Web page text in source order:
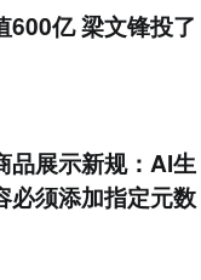
600亿 梁文锋投了
品展示新规：AI生
必须添加指定元数